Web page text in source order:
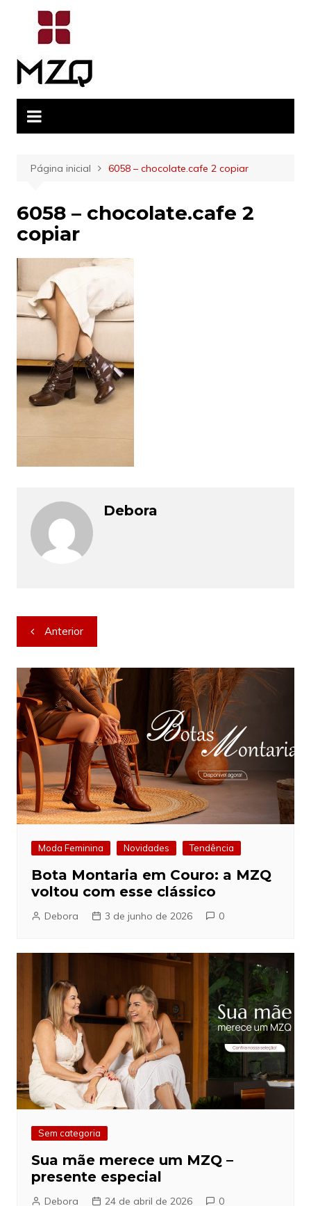
conteúdo
Página inicial 6058 – chocolate.cafe 2 copiar
6058 – chocolate.cafe 2
copiar
Debora
Navegação
de
Post
Anterior
Moda Feminina Novidades Tendência
Bota Montaria em Couro: a MZQ
voltou com esse clássico
Debora 3 de junho de 2026 0
Sem categoria
Sua mãe merece um MZQ –
presente especial
Debora 24 de abril de 2026 0